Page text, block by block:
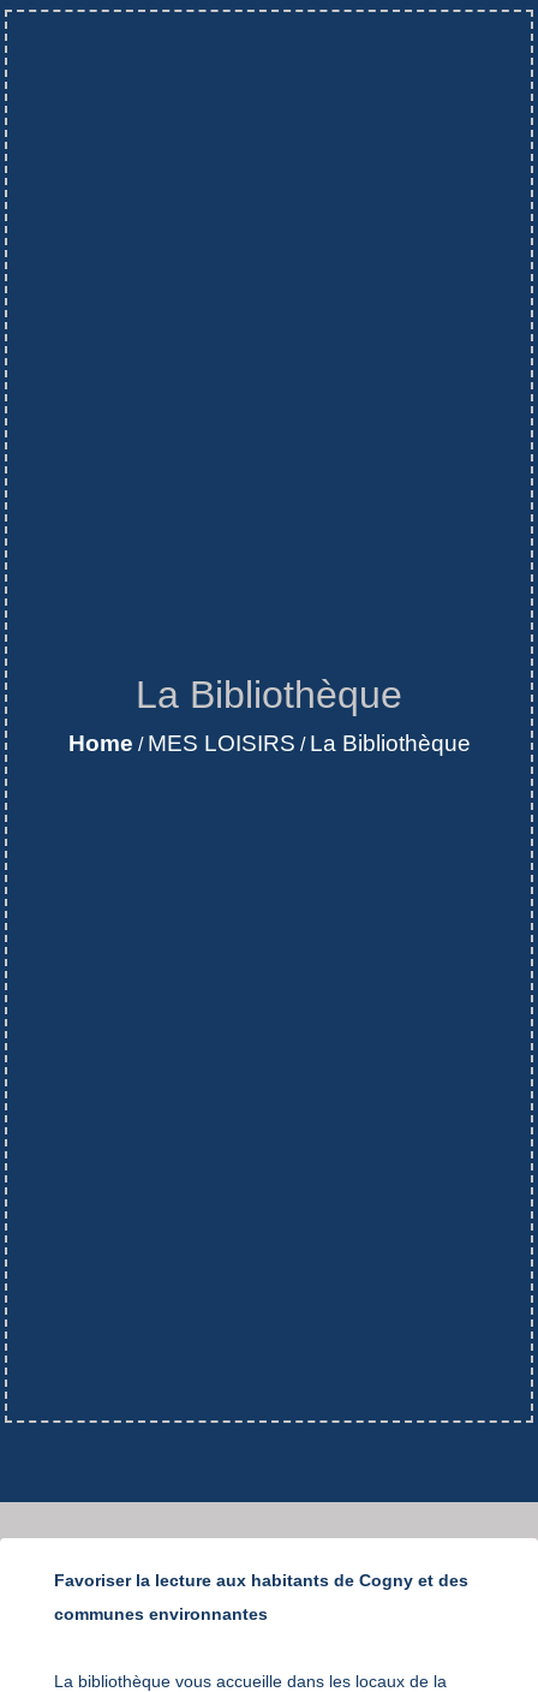
La Bibliothèque
Home / MES LOISIRS / La Bibliothèque
Favoriser la lecture aux habitants de Cogny et des
communes environnantes
La bibliothèque vous accueille dans les locaux de la